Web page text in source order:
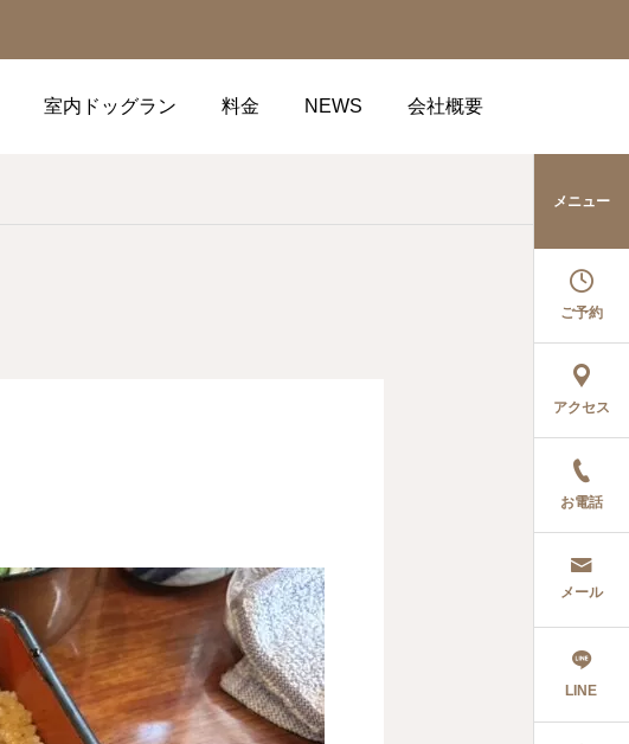
室内ドッグラン 料金 NEWS 会社概要
メニュー
ご予約
アクセス
お電話
メール
LINE